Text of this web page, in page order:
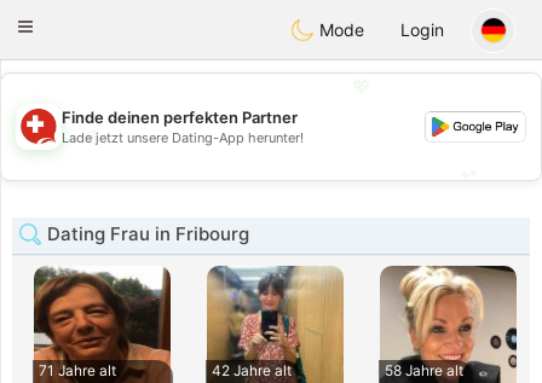
Suissi
Toggle
Mode Login
💖
💕
Finde deinen perfekten Partner
Lade jetzt unsere Dating-App herunter!
Dating Frau in Fribourg
71 Jahre alt
42 Jahre alt
58 Jahre alt